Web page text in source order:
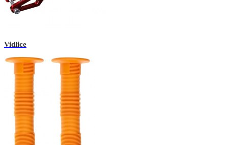
Vidlice